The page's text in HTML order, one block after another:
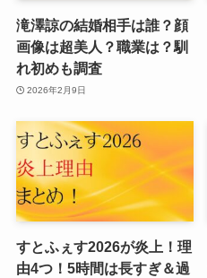
滝澤諒の結婚相手は誰？顔
画像は超美人？職業は？馴
れ初めも調査
2026年2月9日
すとふぇす2026が炎上！理
由4つ！5時間は長すぎ＆過